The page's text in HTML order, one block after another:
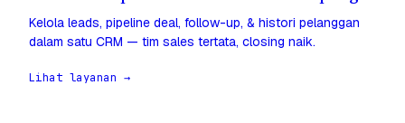
Kelola leads, pipeline deal, follow-up, & histori pelanggan
dalam satu CRM — tim sales tertata, closing naik.
Lihat layanan →